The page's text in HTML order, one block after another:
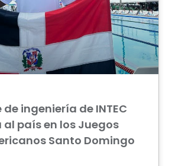
ingeniería de INTEC
al país en los Juegos
Santo Domingo